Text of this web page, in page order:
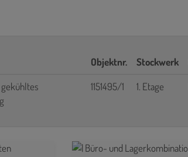
Objektnr. Stockwerk
1151495/1
1. Etage